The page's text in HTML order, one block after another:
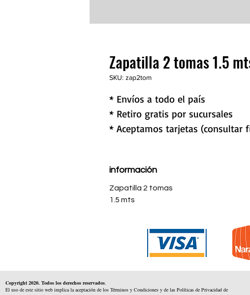
Zapatilla 2 tomas 1.5
SKU: zap2tom
* Envíos a todo el país
* Retiro gratis por sucursales
* Aceptamos tarjetas (consultar
información
Zapatilla 2 tomas
1.5 mts
Copyright 2020. Todos los derechos reservados.
El uso de este sitio web implica la aceptación de los Términos y Condiciones y de las Políticas de Privacidad de